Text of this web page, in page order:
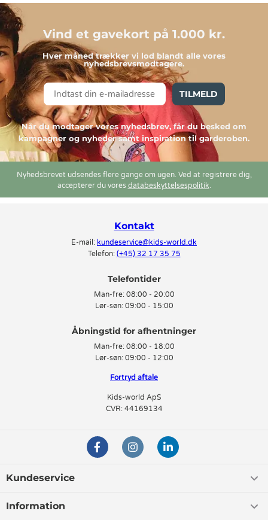
Vind et gavekort på 1.000 kr.
Hver måned trækker vi lod blandt alle vores
nyhedsbrevsmodtagere.
TILMELD
Når du modtager vores nyhedsbrev, får du besked om
kampagner og nyheder samt inspiration til garderoben.
Nyhedsbrevet udsendes flere gange om ugen. Ved at registrere dig,
accepterer du vores databeskyttelsespolitik.
Kontakt
E-mail: kundeservice@kids-world.dk
Telefon: (+45) 32 17 35 75
Telefontider
Man-fre: 08:00 - 20:00
Lør-søn: 09:00 - 15:00
Man-fre: 08:00 - 18:00
Lør-søn: 09:00 - 12:00
Fortryd aftale
Kids-world ApS
CVR: 44169134
Kundeservice
Information